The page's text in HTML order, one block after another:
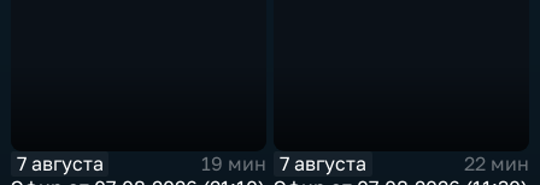
7 августа
19 мин
7 августа
22 мин